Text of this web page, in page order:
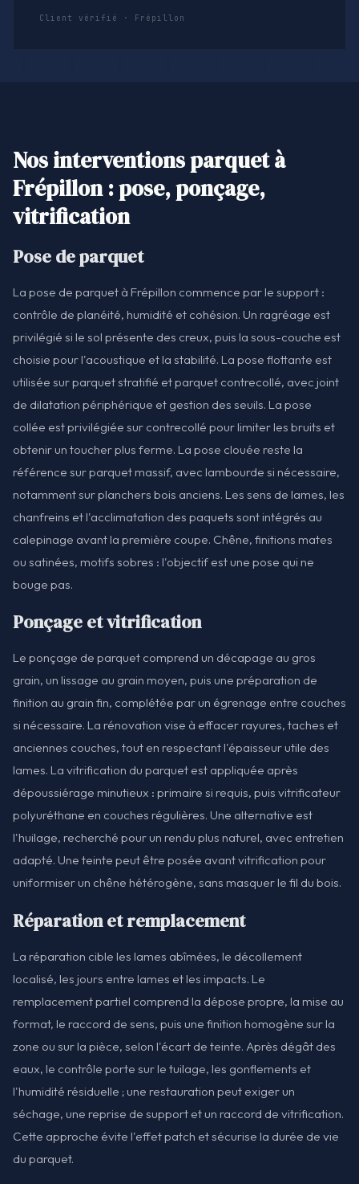
Client vérifié · Frépillon
Nos interventions parquet à
Frépillon : pose, ponçage,
vitrification
Pose de parquet
La pose de parquet à Frépillon commence par le support :
contrôle de planéité, humidité et cohésion. Un ragréage est
privilégié si le sol présente des creux, puis la sous-couche est
choisie pour l'acoustique et la stabilité. La pose flottante est
utilisée sur parquet stratifié et parquet contrecollé, avec joint
de dilatation périphérique et gestion des seuils. La pose
collée est privilégiée sur contrecollé pour limiter les bruits et
obtenir un toucher plus ferme. La pose clouée reste la
référence sur parquet massif, avec lambourde si nécessaire,
notamment sur planchers bois anciens. Les sens de lames, les
chanfreins et l'acclimatation des paquets sont intégrés au
calepinage avant la première coupe. Chêne, finitions mates
ou satinées, motifs sobres : l'objectif est une pose qui ne
bouge pas.
Ponçage et vitrification
Le ponçage de parquet comprend un décapage au gros
grain, un lissage au grain moyen, puis une préparation de
finition au grain fin, complétée par un égrenage entre couches
si nécessaire. La rénovation vise à effacer rayures, taches et
anciennes couches, tout en respectant l'épaisseur utile des
lames. La vitrification du parquet est appliquée après
dépoussiérage minutieux : primaire si requis, puis vitrificateur
polyuréthane en couches régulières. Une alternative est
l'huilage, recherché pour un rendu plus naturel, avec entretien
adapté. Une teinte peut être posée avant vitrification pour
uniformiser un chêne hétérogène, sans masquer le fil du bois.
Réparation et remplacement
La réparation cible les lames abîmées, le décollement
localisé, les jours entre lames et les impacts. Le
remplacement partiel comprend la dépose propre, la mise au
format, le raccord de sens, puis une finition homogène sur la
zone ou sur la pièce, selon l'écart de teinte. Après dégât des
eaux, le contrôle porte sur le tuilage, les gonflements et
l'humidité résiduelle ; une restauration peut exiger un
séchage, une reprise de support et un raccord de vitrification.
Cette approche évite l'effet patch et sécurise la durée de vie
du parquet.